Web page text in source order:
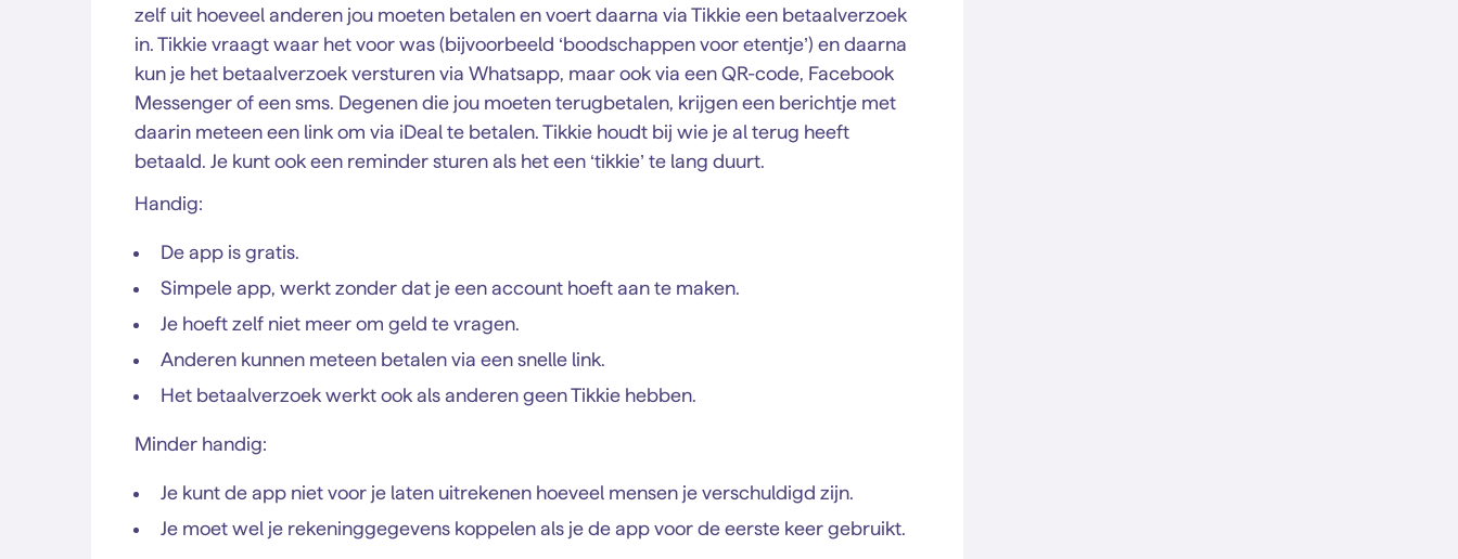
zelf uit hoeveel anderen jou moeten betalen en voert daarna via Tikkie een betaalverzoek
in. Tikkie vraagt waar het voor was (bijvoorbeeld ‘boodschappen voor etentje’) en daarna
kun je het betaalverzoek versturen via Whatsapp, maar ook via een QR-code, Facebook
Messenger of een sms. Degenen die jou moeten terugbetalen, krijgen een berichtje met
daarin meteen een link om via iDeal te betalen. Tikkie houdt bij wie je al terug heeft
betaald. Je kunt ook een reminder sturen als het een ‘tikkie’ te lang duurt.
Handig:
De app is gratis.
Simpele app, werkt zonder dat je een account hoeft aan te maken.
Je hoeft zelf niet meer om geld te vragen.
Anderen kunnen meteen betalen via een snelle link.
Het betaalverzoek werkt ook als anderen geen Tikkie hebben.
Minder handig:
Je kunt de app niet voor je laten uitrekenen hoeveel mensen je verschuldigd zijn.
Je moet wel je rekeninggegevens koppelen als je de app voor de eerste keer gebruikt.